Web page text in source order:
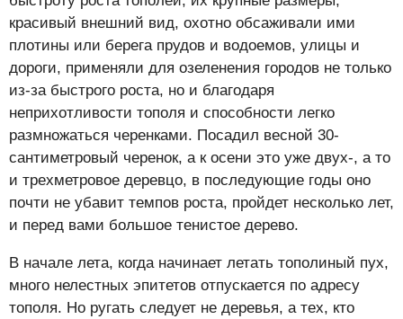
красивый внешний вид, охотно обсаживали ими
плотины или берега прудов и водоемов, улицы и
дороги, применяли для озеленения городов не только
из-за быстрого роста, но и благодаря
неприхотливости тополя и способности легко
размножаться черенками. Посадил весной 30-
сантиметровый черенок, а к осени это уже двух-, а то
и трехметровое деревцо, в последующие годы оно
почти не убавит темпов роста, пройдет несколько лет,
и перед вами большое тенистое дерево.
В начале лета, когда начинает летать тополиный пух,
много нелестных эпитетов отпускается по адресу
тополя. Но ругать следует не деревья, а тех, кто